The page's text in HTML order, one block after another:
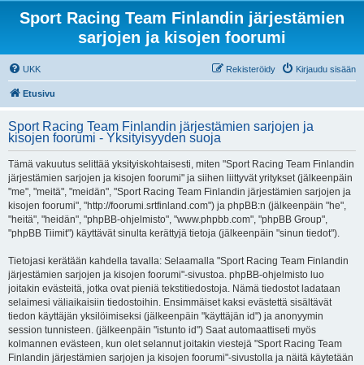
Sport Racing Team Finlandin järjestämien
sarjojen ja kisojen foorumi
UKK Kirjaudu sisään
Rekisteröidy
Etusivu
Sport Racing Team Finlandin järjestämien sarjojen ja
kisojen foorumi - Yksityisyyden suoja
Tämä vakuutus selittää yksityiskohtaisesti, miten "Sport Racing Team Finlandin
järjestämien sarjojen ja kisojen foorumi" ja siihen liittyvät yritykset (jälkeenpäin
"me", "meitä", "meidän", "Sport Racing Team Finlandin järjestämien sarjojen ja
kisojen foorumi", "http://foorumi.srtfinland.com") ja phpBB:n (jälkeenpäin "he",
"heitä", "heidän", "phpBB-ohjelmisto", "www.phpbb.com", "phpBB Group",
"phpBB Tiimit") käyttävät sinulta kerättyjä tietoja (jälkeenpäin "sinun tiedot").
Tietojasi kerätään kahdella tavalla: Selaamalla "Sport Racing Team Finlandin
järjestämien sarjojen ja kisojen foorumi"-sivustoa. phpBB-ohjelmisto luo
joitakin evästeitä, jotka ovat pieniä tekstitiedostoja. Nämä tiedostot ladataan
selaimesi väliaikaisiin tiedostoihin. Ensimmäiset kaksi evästettä sisältävät
tiedon käyttäjän yksilöimiseksi (jälkeenpäin "käyttäjän id") ja anonyymin
session tunnisteen. (jälkeenpäin "istunto id") Saat automaattiseti myös
kolmannen evästeen, kun olet selannut joitakin viestejä "Sport Racing Team
Finlandin järjestämien sarjojen ja kisojen foorumi"-sivustolla ja näitä käytetään